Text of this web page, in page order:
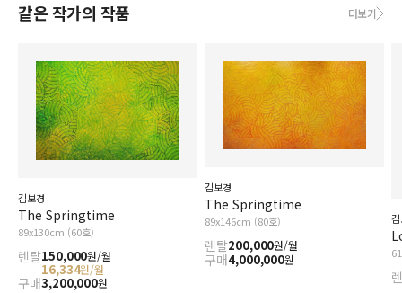
같은 작가의 작품 더보기
김보경
The Springtime
89x130cm (60호)
렌탈150,000원/월
16,334원/월
구매3,200,000원
김보경
The Springtime
89x146cm (80호)
렌탈200,000원/월
구매4,000,000원